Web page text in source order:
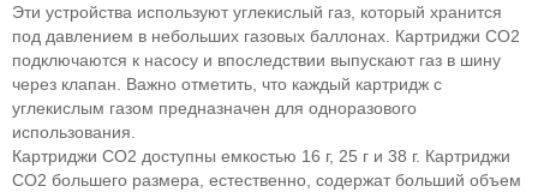
Эти устройства используют углекислый газ, который хранится
под давлением в небольших газовых баллонах. Картриджи CO2
подключаются к насосу и впоследствии выпускают газ в шину
через клапан. Важно отметить, что каждый картридж с
углекислым газом предназначен для одноразового
использования.
Картриджи CO2 доступны емкостью 16 г, 25 г и 38 г. Картриджи
CO2 большего размера, естественно, содержат больший объем